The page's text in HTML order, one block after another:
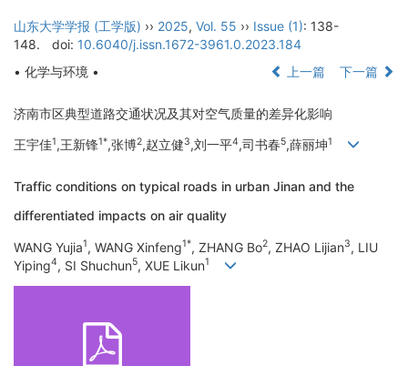
山东大学学报 (工学版) ›› 2025, Vol. 55 ›› Issue (1): 138-
148.
doi: 10.6040/j.issn.1672-3961.0.2023.184
• 化学与环境 •
上一篇 下一篇
济南市区典型道路交通状况及其对空气质量的差异化影响
王宇佳1,王新锋1*,张博2,赵立健3,刘一平4,司书春5,薛丽坤1
Traffic conditions on typical roads in urban Jinan and the
differentiated impacts on air quality
WANG Yujia1, WANG Xinfeng1*, ZHANG Bo2, ZHAO Lijian3, LIU
Yiping4, SI Shuchun5, XUE Likun1